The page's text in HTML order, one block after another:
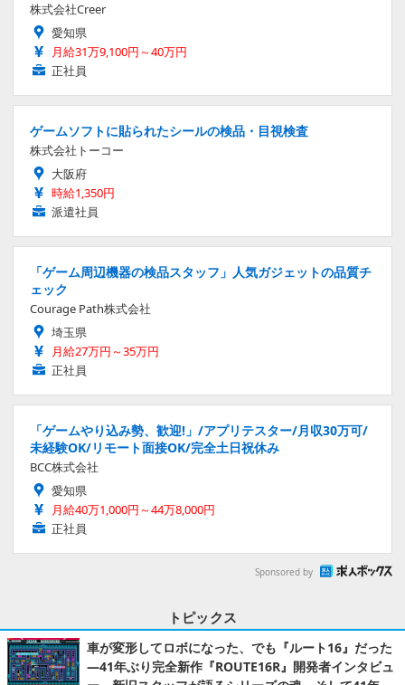
株式会社Creer
愛知県
月給31万9,100円～40万円
正社員
ゲームソフトに貼られたシールの検品・目視検査
株式会社トーコー
大阪府
時給1,350円
派遣社員
「ゲーム周辺機器の検品スタッフ」人気ガジェットの品質チ
ェック
Courage Path株式会社
埼玉県
月給27万円～35万円
正社員
「ゲームやり込み勢、歓迎!」/アプリテスター/月収30万可/
未経験OK/リモート面接OK/完全土日祝休み
BCC株式会社
愛知県
月給40万1,000円～44万8,000円
正社員
Sponsored by
トピックス
車が変形してロボになった、でも『ルート16』だった
―41年ぶり完全新作『ROUTE16R』開発者インタビュ